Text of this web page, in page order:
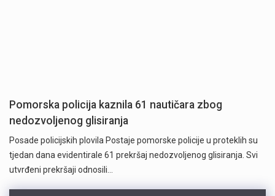
Pomorska policija kaznila 61 nautičara zbog
nedozvoljenog glisiranja
Posade policijskih plovila Postaje pomorske policije u proteklih su
tjedan dana evidentirale 61 prekršaj nedozvoljenog glisiranja. Svi
utvrđeni prekršaji odnosili…